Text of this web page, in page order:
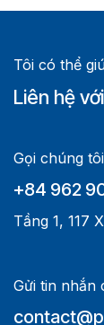
Tôi có thể
Liên hệ
Gọi chúng tôi
+84 962
Tầng 1, 117
Gửi tin nhắn